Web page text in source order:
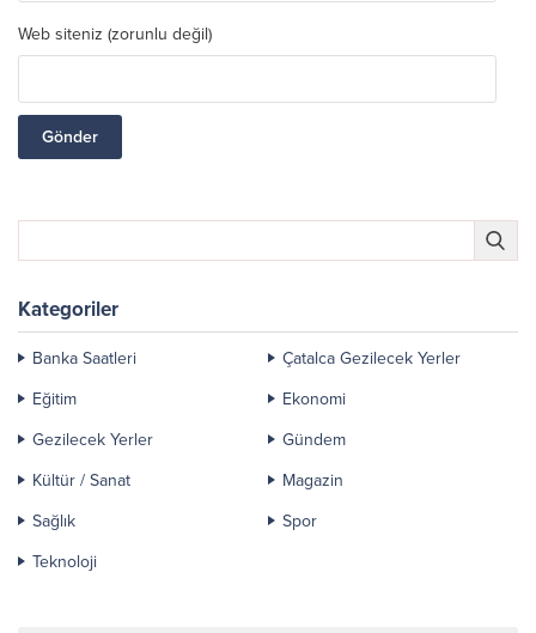
Web siteniz (zorunlu değil)
Kategoriler
Banka Saatleri
Çatalca Gezilecek Yerler
Eğitim
Ekonomi
Gezilecek Yerler
Gündem
Kültür / Sanat
Magazin
Sağlık
Spor
Teknoloji